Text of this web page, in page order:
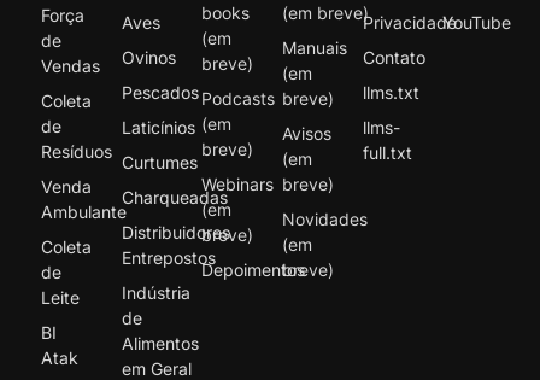
Força
de
Vendas
Coleta
de
Resíduos
Venda
Ambulante
Coleta
de
Leite
BI
Atak
Aves
Ovinos
Pescados
Laticínios
Curtumes
Charqueadas
Distribuidores
Entrepostos
Indústria
de
Alimentos
em Geral
books
(em
breve)
Podcasts
(em
breve)
Webinars
(em
breve)
Depoimentos
(em breve)
Manuais
(em
breve)
Avisos
(em
breve)
Novidades
(em
breve)
Privacidade
Contato
llms.txt
llms-
full.txt
YouTube